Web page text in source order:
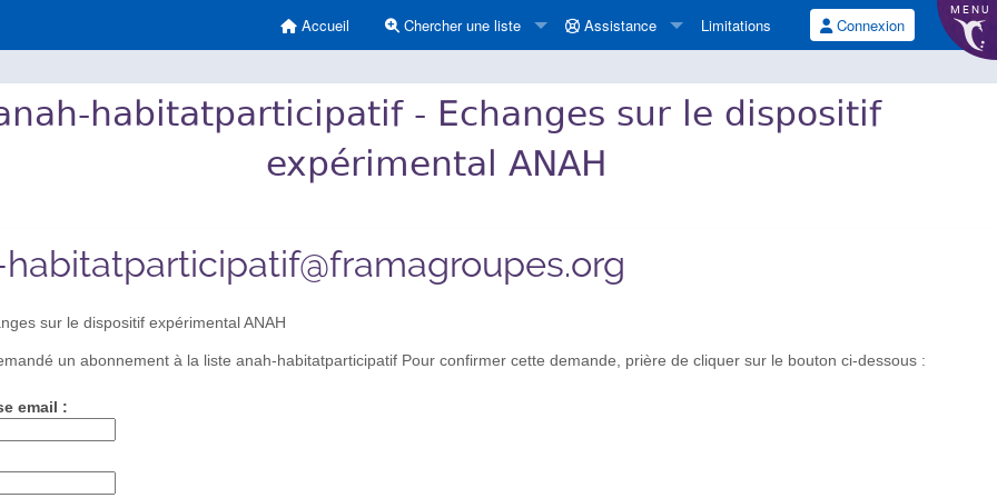
MENU
Accueil Chercher une liste Assistance Limitations Connexion
habitatparticipatif - Echanges sur le dispositif
expérimental ANAH
sur le dispositif expérimental ANAH
un abonnement à la liste anah-habitatparticipatif Pour confirmer cette demande, prière de cliquer sur le bouton ci-dessous :
email :